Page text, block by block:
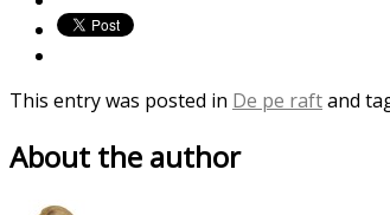
This entry was posted in De pe raftand
About the author